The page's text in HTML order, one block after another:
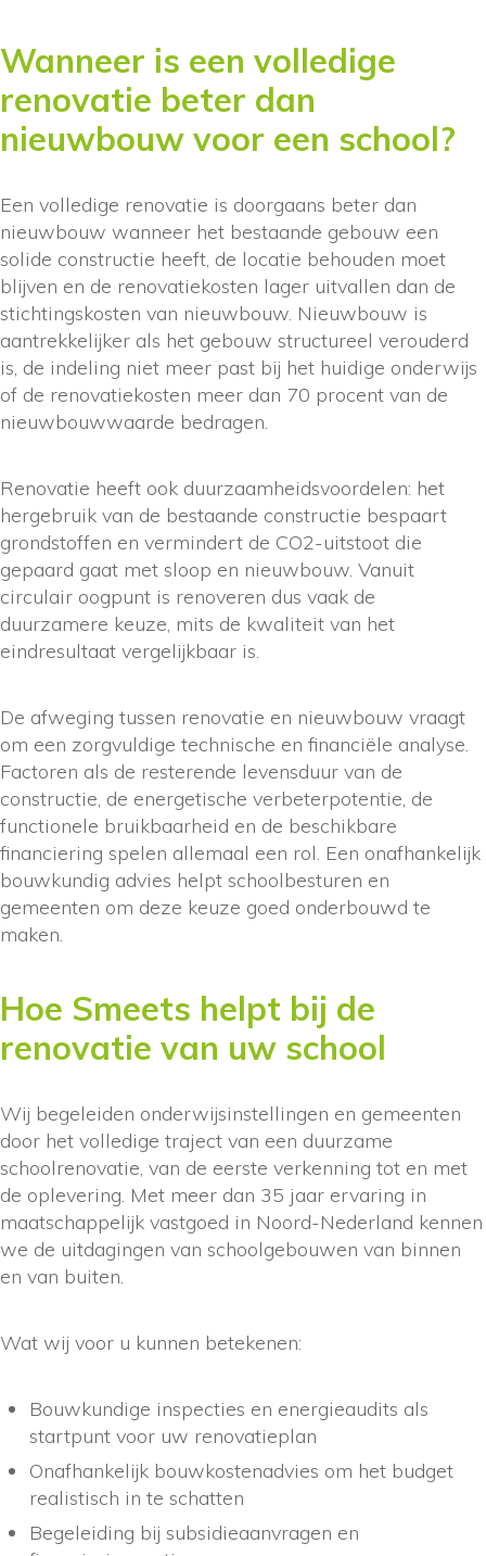
Wanneer is een volledige
renovatie beter dan
nieuwbouw voor een school?
Een volledige renovatie is doorgaans beter dan
nieuwbouw wanneer het bestaande gebouw een
solide constructie heeft, de locatie behouden moet
blijven en de renovatiekosten lager uitvallen dan de
stichtingskosten van nieuwbouw. Nieuwbouw is
aantrekkelijker als het gebouw structureel verouderd
is, de indeling niet meer past bij het huidige onderwijs
of de renovatiekosten meer dan 70 procent van de
nieuwbouwwaarde bedragen.
Renovatie heeft ook duurzaamheidsvoordelen: het
hergebruik van de bestaande constructie bespaart
grondstoffen en vermindert de CO2-uitstoot die
gepaard gaat met sloop en nieuwbouw. Vanuit
circulair oogpunt is renoveren dus vaak de
duurzamere keuze, mits de kwaliteit van het
eindresultaat vergelijkbaar is.
De afweging tussen renovatie en nieuwbouw vraagt
om een zorgvuldige technische en financiële analyse.
Factoren als de resterende levensduur van de
constructie, de energetische verbeterpotentie, de
functionele bruikbaarheid en de beschikbare
financiering spelen allemaal een rol. Een onafhankelijk
bouwkundig advies helpt schoolbesturen en
gemeenten om deze keuze goed onderbouwd te
maken.
Hoe Smeets helpt bij de
renovatie van uw school
Wij begeleiden onderwijsinstellingen en gemeenten
door het volledige traject van een duurzame
schoolrenovatie, van de eerste verkenning tot en met
de oplevering. Met meer dan 35 jaar ervaring in
maatschappelijk vastgoed in Noord-Nederland kennen
we de uitdagingen van schoolgebouwen van binnen
en van buiten.
Wat wij voor u kunnen betekenen:
Bouwkundige inspecties en energieaudits als
startpunt voor uw renovatieplan
Onafhankelijk bouwkostenadvies om het budget
realistisch in te schatten
Begeleiding bij subsidieaanvragen en